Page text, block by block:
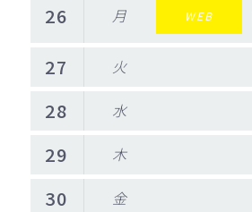
26 月 WEB
27 火
28 水
29 木
30 金